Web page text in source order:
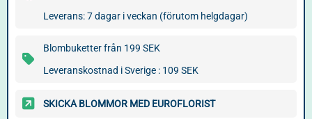
Leverans: 7 dagar i veckan (förutom helgdagar)
Blombuketter från 199 SEK
Leveranskostnad i Sverige : 109 SEK
SKICKA BLOMMOR MED EUROFLORIST